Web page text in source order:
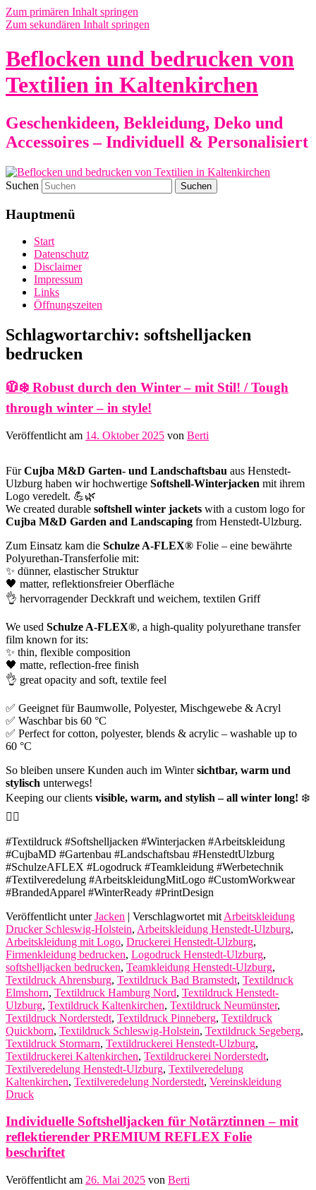
Zum primären Inhalt springen
Zum sekundären Inhalt springen
Beflocken und bedrucken von
Textilien in Kaltenkirchen
Geschenkideen, Bekleidung, Deko und
Accessoires – Individuell & Personalisiert
Suchen
Hauptmenü
Start
Datenschutz
Disclaimer
Impressum
Links
Öffnungszeiten
Schlagwortarchiv: softshelljacken
bedrucken
🧥❄️ Robust durch den Winter – mit Stil! / Tough
through winter – in style!
Veröffentlicht am 14. Oktober 2025 von Berti
FürCujba M&D Garten- und Landschaftsbau aus Henstedt-
Ulzburg haben wir hochwertige Softshell-Winterjacken mit ihrem
Logo veredelt. 💪🌿
We created durable softshell winter jackets with a custom logo for
Cujba M&D Garden and Landscaping from Henstedt-Ulzburg.
Zum Einsatz kam die Schulze A-FLEX® Folie – eine bewährte
Polyurethan-Transferfolie mit:
✨ dünner, elastischer Struktur
🖤 matter, reflektionsfreier Oberfläche
👌 hervorragender Deckkraft und weichem, textilen Griff
We used Schulze A-FLEX®, a high-quality polyurethane transfer
film known for its:
✨ thin, flexible composition
🖤 matte, reflection-free finish
👌 great opacity and soft, textile feel
✅ Geeignet für Baumwolle, Polyester, Mischgewebe & Acryl
✅ Waschbar bis 60 °C
✅ Perfect for cotton, polyester, blends & acrylic – washable up to
60 °C
So bleiben unsere Kunden auch im Wintersichtbar, warm und
stylisch unterwegs!
Keeping our clients visible, warm, and stylish – all winter long! ❄️
👷‍♂️
#Textildruck #Softshelljacken #Winterjacken #Arbeitskleidung
#CujbaMD #Gartenbau #Landschaftsbau #HenstedtUlzburg
#SchulzeAFLEX #Logodruck #Teamkleidung #Werbetechnik
#Textilveredelung #ArbeitskleidungMitLogo #CustomWorkwear
#BrandedApparel #WinterReady #PrintDesign
Veröffentlicht unter Jacken | Verschlagwortet mit Arbeitskleidung
Drucker Schleswig-Holstein, Arbeitskleidung Henstedt-Ulzburg,
Arbeitskleidung mit Logo, Druckerei Henstedt-Ulzburg,
Firmenkleidung bedrucken, Logodruck Henstedt-Ulzburg,
softshelljacken bedrucken, Teamkleidung Henstedt-Ulzburg,
Textildruck Ahrensburg, Textildruck Bad Bramstedt, Textildruck
Elmshorn, Textildruck Hamburg Nord, Textildruck Henstedt-
Ulzburg, Textildruck Kaltenkirchen, Textildruck Neumünster,
Textildruck Norderstedt, Textildruck Pinneberg, Textildruck
Quickborn, Textildruck Schleswig-Holstein, Textildruck Segeberg,
Textildruck Stormarn, Textildruckerei Henstedt-Ulzburg,
Textildruckerei Kaltenkirchen, Textildruckerei Norderstedt,
Textilveredelung Henstedt-Ulzburg, Textilveredelung
Kaltenkirchen, Textilveredelung Norderstedt, Vereinskleidung
Druck
Individuelle Softshelljacken für Notärztinnen – mit
reflektierender PREMIUM REFLEX Folie
beschriftet
Veröffentlicht am 26. Mai 2025 von Berti